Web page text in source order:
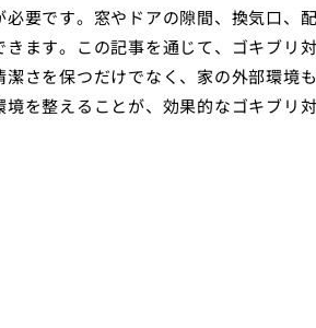
要です。窓やドアの隙間、換気口、
ます。この記事を通じて、ゴキブリ
さを保つだけでなく、家の外部環境
を整えることが、効果的なゴキブリ